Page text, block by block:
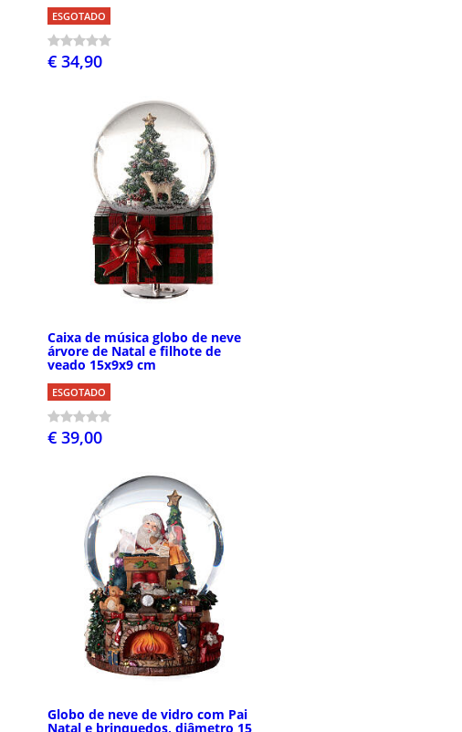
ESGOTADO
€ 34,90
Caixa de música globo de neve
árvore de Natal e filhote de
veado 15x9x9 cm
ESGOTADO
€ 39,00
Globo de neve de vidro com Pai
Natal e brinquedos, diâmetro 15